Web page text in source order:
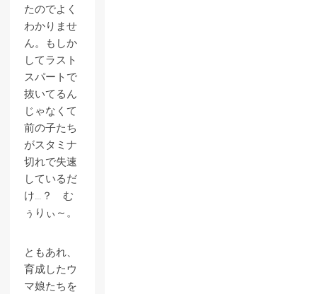
たのでよく
わかりませ
ん。もしか
してラスト
スパートで
抜いてるん
じゃなくて
前の子たち
がスタミナ
切れで失速
しているだ
け…？ む
ぅりぃ～。
ともあれ、
育成したウ
マ娘たちを